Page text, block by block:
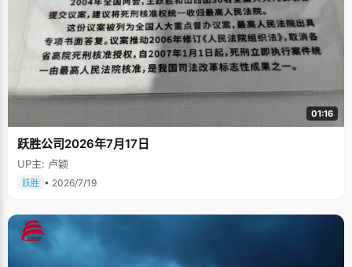
01:16
跃胜公司2026年7月17日
UP主: 卢颖
跃胜 • 2026/7/19